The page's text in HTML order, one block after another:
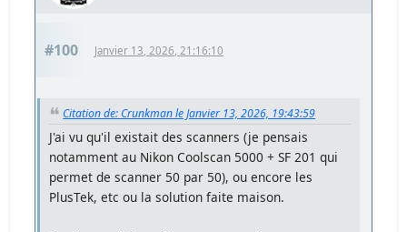
#100 Janvier 13, 2026, 21:16:10
Citation de: Crunkman le Janvier 13, 2026, 19:43:59
J'ai vu qu'il existait des scanners (je pensais
notamment au Nikon Coolscan 5000 + SF 201 qui
permet de scanner 50 par 50), ou encore les
PlusTek, etc ou la solution faite maison.